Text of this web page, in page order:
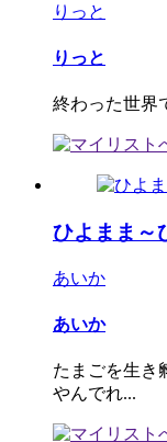
りっと
りっと
終わった世界
ひよまま～
あいか
あいか
たまごを生き
やんでれ...